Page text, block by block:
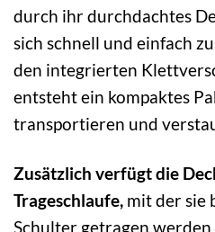
durch ihr durchdachtes
sich schnell und einfach
den integrierten
entsteht ein kompaktes
transportieren und
Zusätzlich verfügt die
Trageschlaufe, mit der sie
Schulter getragen werden